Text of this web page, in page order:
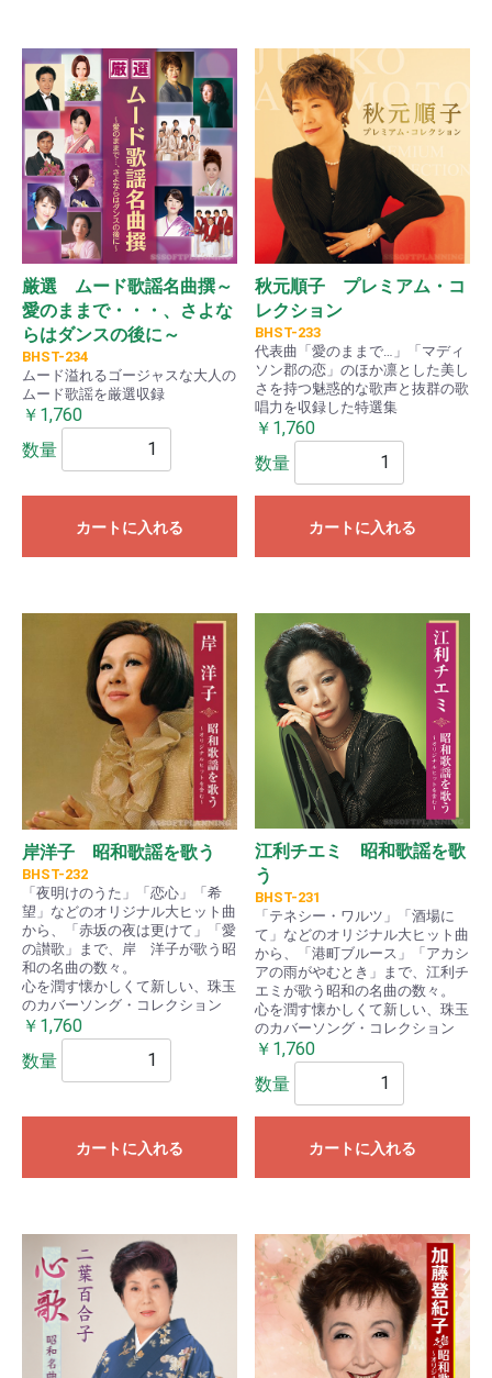
厳選 ムード歌謡名曲撰～
愛のままで・・・、さよな
らはダンスの後に～
BHST-234
ムード溢れるゴージャスな大人の
ムード歌謡を厳選収録
￥1,760
数量
カートに入れる
秋元順子 プレミアム・コ
レクション
BHST-233
代表曲「愛のままで…」「マディ
ソン郡の恋」のほか凛とした美し
さを持つ魅惑的な歌声と抜群の歌
唱力を収録した特選集
￥1,760
数量
カートに入れる
岸洋子 昭和歌謡を歌う
BHST-232
「夜明けのうた」「恋心」「希
望」などのオリジナル大ヒット曲
から、「赤坂の夜は更けて」「愛
の讃歌」まで、岸 洋子が歌う昭
和の名曲の数々。
心を潤す懐かしくて新しい、珠玉
のカバーソング・コレクション
￥1,760
数量
カートに入れる
江利チエミ 昭和歌謡を歌
う
BHST-231
「テネシー・ワルツ」「酒場に
て」などのオリジナル大ヒット曲
から、「港町ブルース」「アカシ
アの雨がやむとき」まで、江利チ
エミが歌う昭和の名曲の数々。
心を潤す懐かしくて新しい、珠玉
のカバーソング・コレクション
￥1,760
数量
カートに入れる